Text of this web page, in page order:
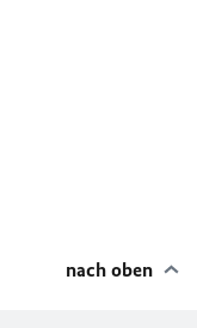
nach oben